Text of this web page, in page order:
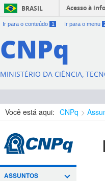
BRASIL Acesso à
Ir para o conteúdo 1 Ir para o menu
CNPq
MINISTÉRIO DA CIÊNCIA,
Você está aqui: CNPq
ASSUNTOS